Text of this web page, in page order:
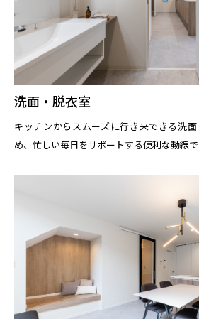
洗面・脱衣室
キッチンからスムーズに行き来できる洗
め、忙しい毎日をサポートする便利な動線で